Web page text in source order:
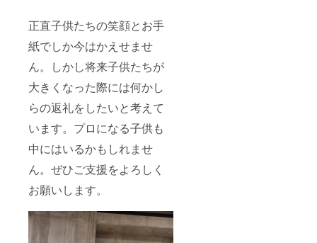
正直子供たちの笑顔とお手
紙でしか今はかえせませ
ん。しかし将来子供たちが
大きくなった際には何かし
らの返礼をしたいと考えて
います。プロになる子供も
中にはいるかもしれませ
ん。ぜひご支援をよろしく
お願いします。